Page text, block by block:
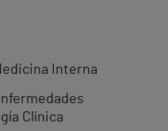
Interna
Clínica